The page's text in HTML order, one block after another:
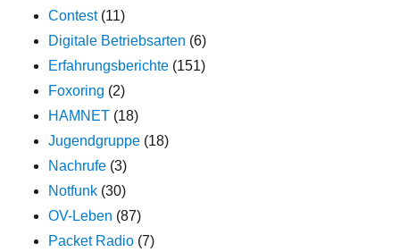
Contest(11)
Digitale Betriebsarten (6)
Erfahrungsberichte (151)
Foxoring (2)
HAMNET (18)
Jugendgruppe (18)
Nachrufe (3)
Notfunk (30)
OV-Leben (87)
Packet Radio (7)